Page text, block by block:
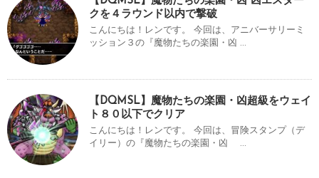
クを４ラウンド以内で撃破
こんにちは！レンです。 今回は、アニバーサリーミ
ッション３の『魔物たちの楽園・凶 ...
【DQMSL】魔物たちの楽園・凶超級をウェイ
ト８０以下でクリア
こんにちは！レンです。 今回は、冒険スタンプ（デ
イリー）の『魔物たちの楽園・凶 ...